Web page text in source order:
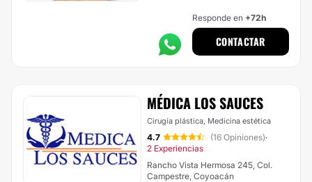
Responde en +72h
CONTACTAR
MÉDICA LOS SAUCES
Cirugía plástica, Medicina estética
4.7 (16 Opiniones)·
2 Experiencias
Rancho Vista Hermosa 245, Col.
Campestre, Coyoacán